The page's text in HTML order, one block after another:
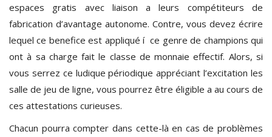
espaces gratis avec liaison a leurs compétiteurs de
fabrication d’avantage autonome. Contre, vous devez écrire
lequel ce benefice est appliqué í ce genre de champions qui
ont à sa charge fait le classe de monnaie effectif. Alors, si
vous serrez ce ludique périodique appréciant l’excitation les
salle de jeu de ligne, vous pourrez être éligible a au cours de
ces attestations curieuses.
Chacun pourra compter dans cette-là en cas de problèmes